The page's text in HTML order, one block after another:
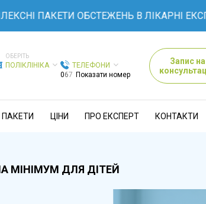
ПАКЕТИ ОБСТЕЖЕНЬ В ЛІКАРНІ
ОБЕРІТЬ
ПОЛІКЛІНІКА
ТЕЛЕФОНИ
067 Показати номер
Запис на
ПАКЕТИ ЦІНИ ПРО ЕКСПЕРТ КОНТАКТИ
МІНІМУМ ДЛЯ ДІТЕЙ